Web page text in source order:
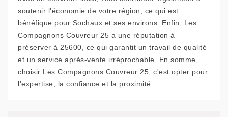
soutenir l'économie de votre région, ce qui est
bénéfique pour Sochaux et ses environs. Enfin, Les
Compagnons Couvreur 25 a une réputation à
préserver à 25600, ce qui garantit un travail de qualité
et un service après-vente irréprochable. En somme,
choisir Les Compagnons Couvreur 25, c'est opter pour
l'expertise, la confiance et la proximité.